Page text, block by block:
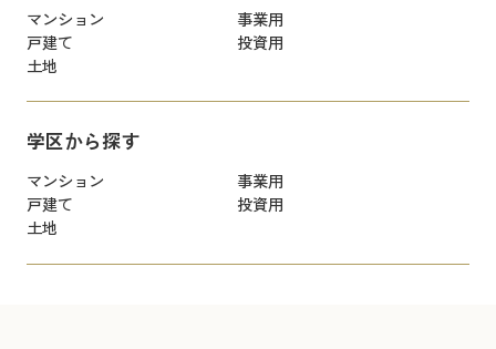
マンション
事業用
戸建て
投資用
土地
学区から探す
マンション
事業用
戸建て
投資用
土地